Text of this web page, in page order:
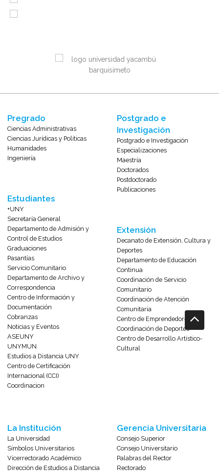
Pregrado
Ciencias Administrativas
Ciencias Jurídicas y Políticas
Humanidades
Ingeniería
Estudiantes
+UNY
Secretaría General
Departamento de Admisión y
Control de Estudios
Graduaciones
Pasantías
Servicio Comunitario
Departamento de Archivo y
Correspondencia
Centro de Información y
Documentación
Cobranzas
Noticias y Eventos
ASEUNY
UNYMUN
Estudios a Distancia UNY
Centro de Certificación
Internacional (CCI)
Coordinacion
Postgrado e
Investigación
Postgrado e Investigación
Especializaciones
Maestría
Doctorados
Postdoctorado
Publicaciones
Extensión
Decanato de Extensión, Cultura y
Deportes
Departamento de Educación
Continua
Coordinación de Servicio
Comunitario
Coordinación de Atención
Comunitaria
Centro de Emprendedores
Coordinación de Deportes
Centro de Desarrollo Artístico-
Cultural
La Institución
La Universidad
Símbolos Universitarios
Vicerrectorado Académico
Dirección de Estudios a Distancia
Gerencia Universitaria
Consejo Superior
Consejo Universitario
Palabras del Rector
Rectorado